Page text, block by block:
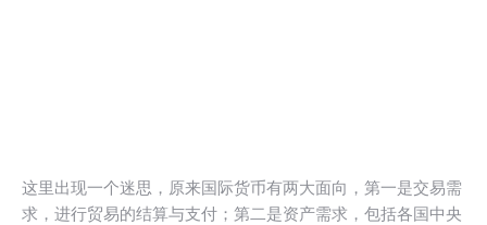
这里出现一个迷思，原来国际货币有两大面向，第一是交易需
求，进行贸易的结算与支付；第二是资产需求，包括各国中央